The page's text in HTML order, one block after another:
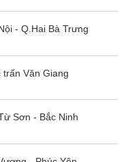
điện)
- Q.Hai Bà Trưng
Văn Giang
Sơn - Bắc Ninh